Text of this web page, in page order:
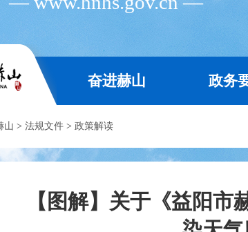
奋进赫山 政务
山 > 法规文件 > 政策解读
【图解】关于《益阳